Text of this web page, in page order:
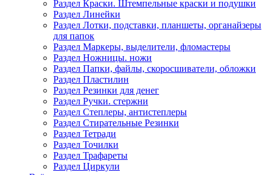
Раздел Краски. Штемпельные краски и подушки
Раздел Линейки
Раздел Лотки, подставки, планшеты, органайзеры
для папок
Раздел Маркеры, выделители, фломастеры
Раздел Ножницы. ножи
Раздел Папки, файлы, скоросшиватели, обложки
Раздел Пластилин
Раздел Резинки для денег
Раздел Ручки. стержни
Раздел Степлеры, антистеплеры
Раздел Стирательные Резинки
Раздел Тетради
Раздел Точилки
Раздел Трафареты
Раздел Циркули